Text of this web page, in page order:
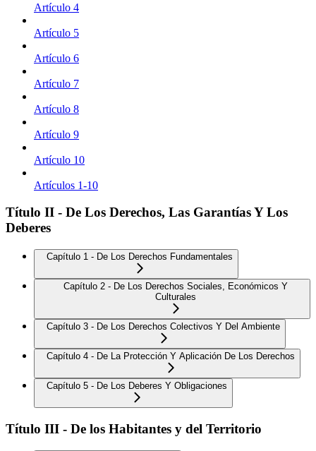
Artículo 4
Artículo 5
Artículo 6
Artículo 7
Artículo 8
Artículo 9
Artículo 10
Artículos 1-10
Título II - De Los Derechos, Las Garantías Y Los
Deberes
Capítulo 1 - De Los Derechos Fundamentales
Capítulo 2 - De Los Derechos Sociales, Económicos Y
Culturales
Capítulo 3 - De Los Derechos Colectivos Y Del Ambiente
Capítulo 4 - De La Protección Y Aplicación De Los Derechos
Capítulo 5 - De Los Deberes Y Obligaciones
Título III - De los Habitantes y del Territorio